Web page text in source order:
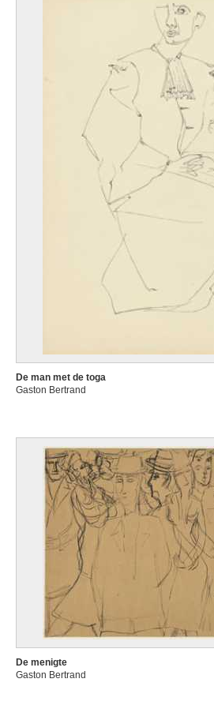
De man met de toga
Gaston Bertrand
De menigte
Gaston Bertrand